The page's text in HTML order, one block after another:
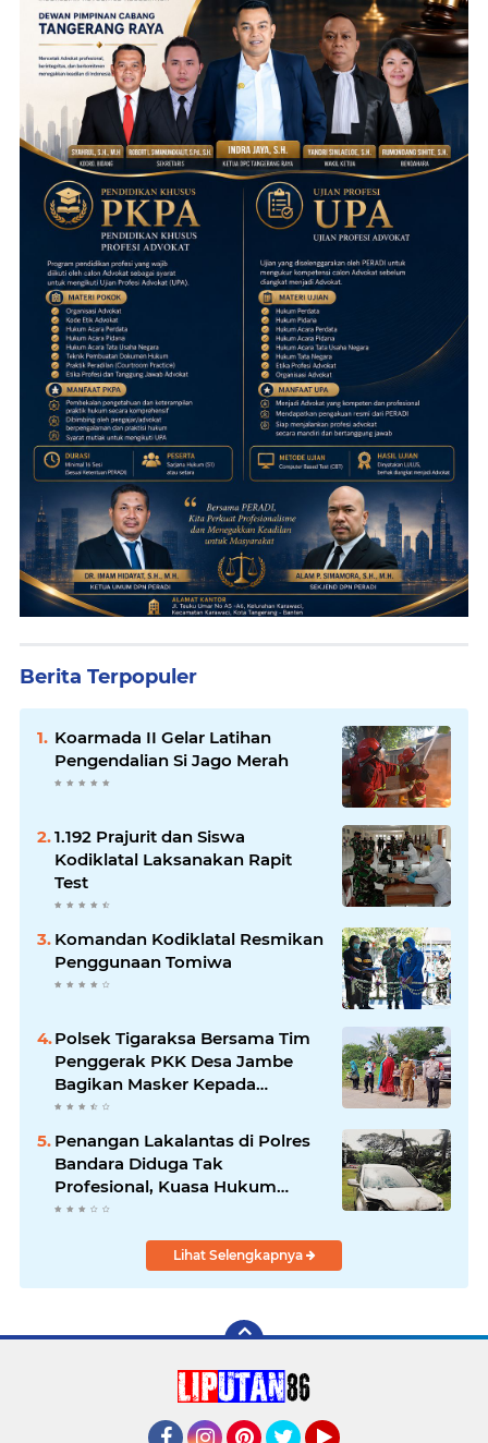
Berita Terpopuler
Koarmada II Gelar Latihan
Pengendalian Si Jago Merah
1.192 Prajurit dan Siswa
Kodiklatal Laksanakan Rapit
Test
Komandan Kodiklatal Resmikan
Penggunaan Tomiwa
Polsek Tigaraksa Bersama Tim
Penggerak PKK Desa Jambe
Bagikan Masker Kepada
Pengguna Jalan
Penangan Lakalantas di Polres
Bandara Diduga Tak
Profesional, Kuasa Hukum
Adukan ke Propam
Lihat Selengkapnya